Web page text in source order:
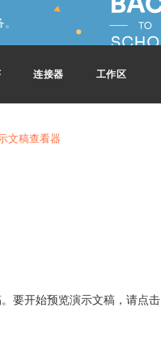
连接器 工作区
文稿查看器
要开始预览演示文稿，请点击